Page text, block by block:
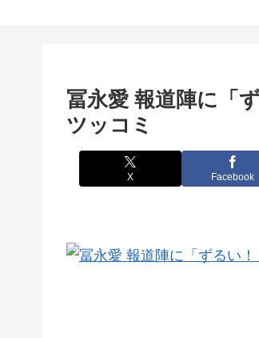
冨永愛 報道陣に「
ツッコミ
X Facebook